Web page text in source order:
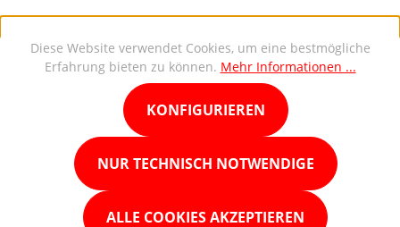
Diese Website verwendet Cookies, um eine bestmögliche
Erfahrung bieten zu können. Mehr Informationen ...
NUR TECHNISCH NOTWENDIGE
KONFIGURIEREN
ALLE COOKIES AKZEPTIEREN